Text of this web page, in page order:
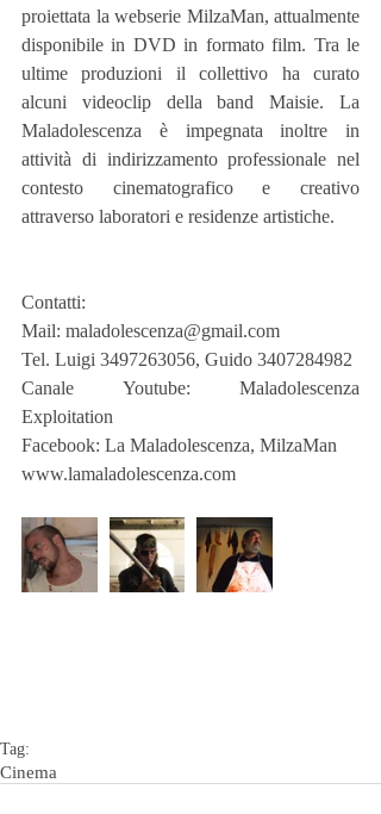
proiettata la webserie MilzaMan, attualmente
disponibile in DVD in formato film. Tra le
ultime produzioni il collettivo ha curato
alcuni videoclip della band Maisie. La
Maladolescenza è impegnata inoltre in
attività di indirizzamento professionale nel
contesto cinematografico e creativo
attraverso laboratori e residenze artistiche.
Contatti:
Mail: maladolescenza@gmail.com
Tel. Luigi 3497263056, Guido 3407284982
Canale Youtube: Maladolescenza
Exploitation
Facebook: La Maladolescenza, MilzaMan
www.lamaladolescenza.com
Tag:
Cinema